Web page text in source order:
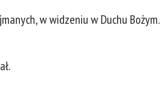
w widzeniu w Duchu